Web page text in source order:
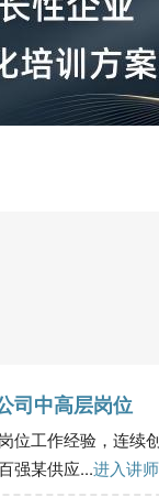
司中高层岗位
位工作经验，连续
强某供应...进入讲